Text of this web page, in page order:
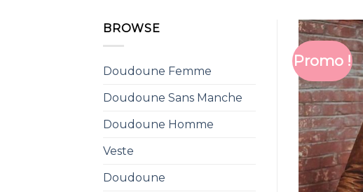
BROWSE
Doudoune Femme
Doudoune Sans Manche
Doudoune Homme
Veste
Doudoune
Promo !